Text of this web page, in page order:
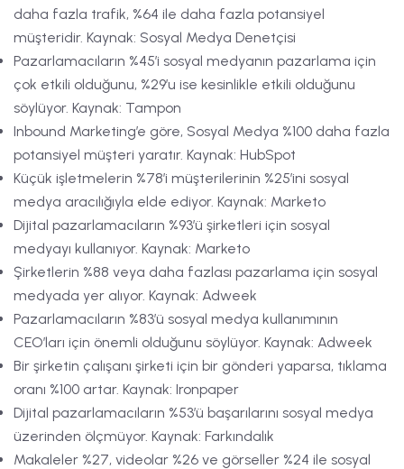
daha fazla trafik, %64 ile daha fazla potansiyel
müşteridir. Kaynak: Sosyal Medya Denetçisi
Pazarlamacıların %45’i sosyal medyanın pazarlama için
çok etkili olduğunu, %29’u ise kesinlikle etkili olduğunu
söylüyor. Kaynak: Tampon
Inbound Marketing’e göre, Sosyal Medya %100 daha fazla
potansiyel müşteri yaratır. Kaynak: HubSpot
Küçük işletmelerin %78’i müşterilerinin %25’ini sosyal
medya aracılığıyla elde ediyor. Kaynak: Marketo
Dijital pazarlamacıların %93’ü şirketleri için sosyal
medyayı kullanıyor. Kaynak: Marketo
Şirketlerin %88 veya daha fazlası pazarlama için sosyal
medyada yer alıyor. Kaynak: Adweek
Pazarlamacıların %83’ü sosyal medya kullanımının
CEO’ları için önemli olduğunu söylüyor. Kaynak: Adweek
Bir şirketin çalışanı şirketi için bir gönderi yaparsa, tıklama
oranı %100 artar. Kaynak: Ironpaper
Dijital pazarlamacıların %53’ü başarılarını sosyal medya
üzerinden ölçmüyor. Kaynak: Farkındalık
Makaleler %27, videolar %26 ve görseller %24 ile sosyal